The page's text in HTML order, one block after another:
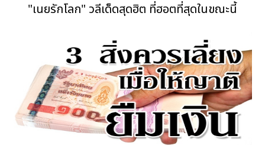
"เนยรักโลก" วลีเด็ดสุดฮิต ที่ฮอตที่สุดในขณะนี้